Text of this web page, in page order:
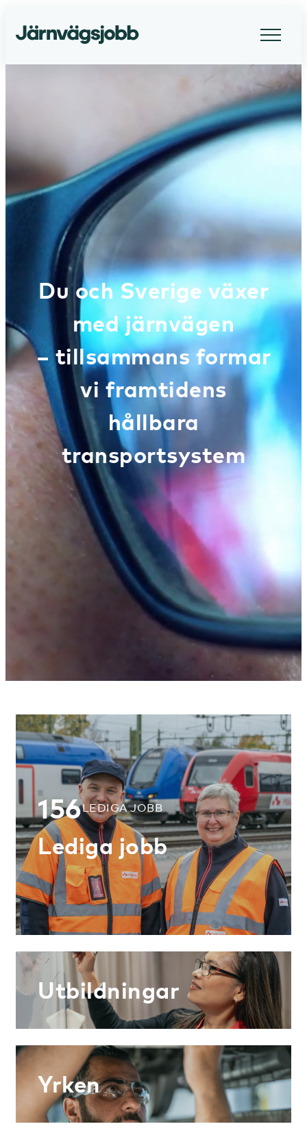
Du och Sverige växer
med järnvägen
− tillsammans formar
vi framtidens
hållbara
transportsystem
156LEDIGA JOBB
Lediga jobb
Utbildningar
Yrken